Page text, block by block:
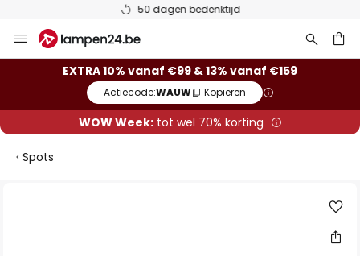
50 dagen bedenktijd
naar
EXTRA 10% vanaf €99 & 13% vanaf €159
Actiecode:WAUW Kopiëren
WOW Week:tot wel 70% korting
Spots